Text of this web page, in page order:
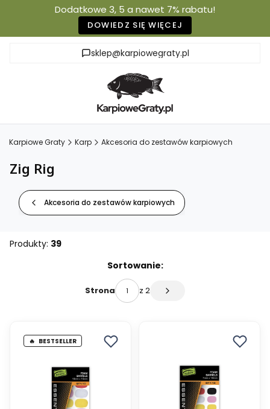
Dodatkowe 3, 5 a nawet 7% rabatu!
DOWIEDZ SIĘ WIĘCEJ
sklep@karpiowegraty.pl
Karpiowe Graty Karp Akcesoria do zestawów karpiowych
Zig Rig
Akcesoria do zestawów karpiowych
Produkty: 39
Sortowanie:
Strona z 2 Następne produkty
BESTSELLER